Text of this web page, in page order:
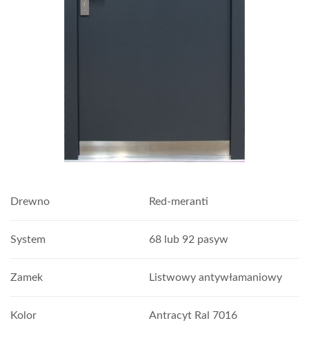
Drewno Red-meranti
System 68 lub 92 pasyw
Zamek Listwowy antywłamaniowy
Kolor Antracyt Ral 7016